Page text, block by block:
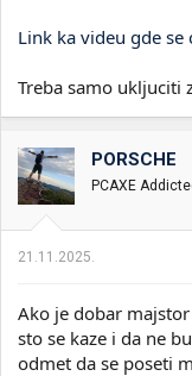
Link ka videu gde se
Treba samo ukljuciti
PORSCHE
PCAXE
21.11.2025.
Ako je dobar
sto se kaze i da ne
odmet da se poseti